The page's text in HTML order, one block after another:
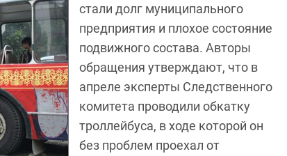
стали долг муниципального
предприятия и плохое состояние
подвижного состава. Авторы
обращения утверждают, что в
апреле эксперты Следственного
комитета проводили обкатку
троллейбуса, в ходе которой он
без проблем проехал от